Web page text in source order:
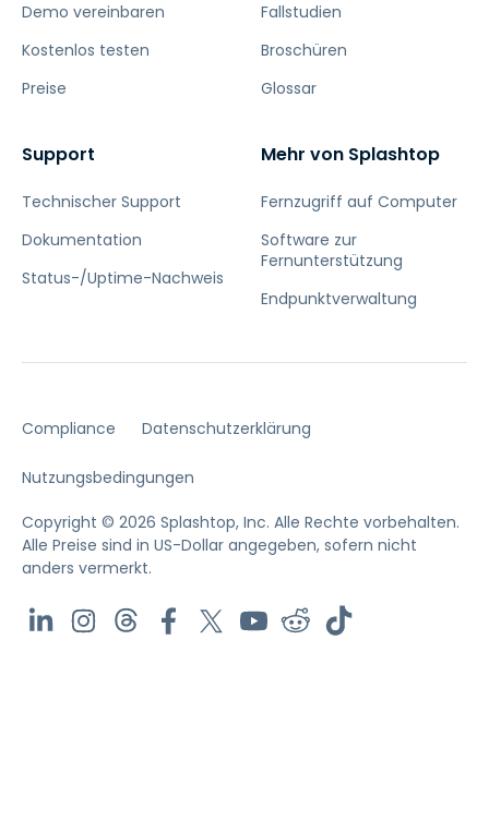
Demo vereinbaren
Kostenlos testen
Preise
Fallstudien
Broschüren
Glossar
Support
Technischer Support
Dokumentation
Status-/Uptime-Nachweis
Mehr von Splashtop
Fernzugriff auf Computer
Software zur
Fernunterstützung
Endpunktverwaltung
Compliance Datenschutzerklärung
Nutzungsbedingungen
Copyright © 2026 Splashtop, Inc. Alle Rechte vorbehalten.
Alle Preise sind in US-Dollar angegeben, sofern nicht
anders vermerkt.